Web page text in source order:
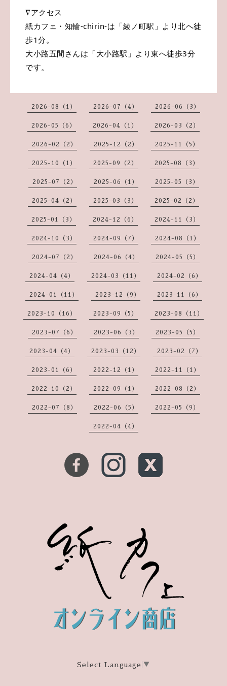
∇アクセス
紙カフェ・知輪-chirin-は「綾ノ町駅」より北へ徒
歩1分。
大小路五間さんは「大小路駅」より東へ徒歩3分
です。
2026-08（1） 2026-07（4） 2026-06（3）
2026-05（6） 2026-04（1） 2026-03（2）
2026-02（2） 2025-12（2） 2025-11（5）
2025-10（1） 2025-09（2） 2025-08（3）
2025-07（2） 2025-06（1） 2025-05（3）
2025-04（2） 2025-03（3） 2025-02（2）
2025-01（3） 2024-12（6） 2024-11（3）
2024-10（3） 2024-09（7） 2024-08（1）
2024-07（2） 2024-06（4） 2024-05（5）
2024-04（4） 2024-03（11） 2024-02（6）
2024-01（11） 2023-12（9） 2023-11（6）
2023-10（16） 2023-09（5） 2023-08（11）
2023-07（6） 2023-06（3） 2023-05（5）
2023-04（4） 2023-03（12） 2023-02（7）
2023-01（6） 2022-12（1） 2022-11（1）
2022-10（2） 2022-09（1） 2022-08（2）
2022-07（8） 2022-06（5） 2022-05（9）
2022-04（4）
Select Language ▼